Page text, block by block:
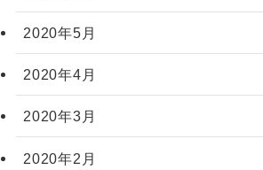
2020年5月
2020年4月
2020年3月
2020年2月